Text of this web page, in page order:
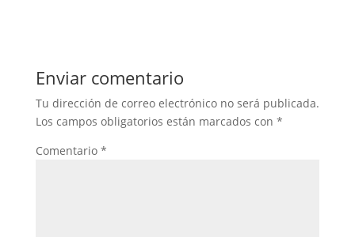
Enviar comentario
Tu dirección de correo electrónico no será publicada.
Los campos obligatorios están marcados con *
Comentario *